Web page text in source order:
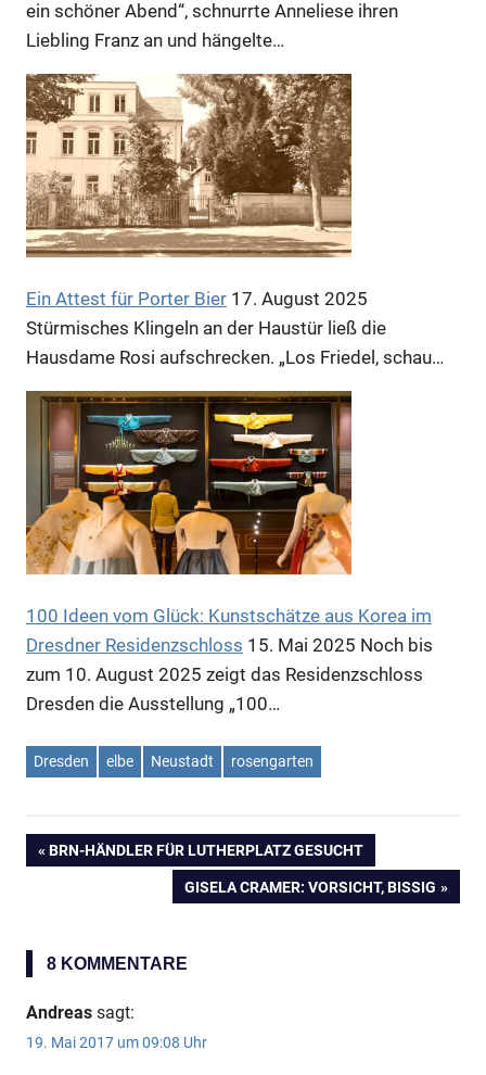
ein schöner Abend“, schnurrte Anneliese ihren
Liebling Franz an und hängelte…
Ein Attest für Porter Bier 17. August 2025
Stürmisches Klingeln an der Haustür ließ die
Hausdame Rosi aufschrecken. „Los Friedel, schau…
100 Ideen vom Glück: Kunstschätze aus Korea im
Dresdner Residenzschloss 15. Mai 2025 Noch bis
zum 10. August 2025 zeigt das Residenzschloss
Dresden die Ausstellung „100…
Dresden elbe Neustadt rosengarten
Beitragsnavigation
VORHERIGER
BRN-HÄNDLER FÜR LUTHERPLATZ GESUCHT
NÄCHSTER
GISELA CRAMER: VORSICHT, BISSIG
8 KOMMENTARE
Andreas sagt:
19. Mai 2017 um 09:08 Uhr